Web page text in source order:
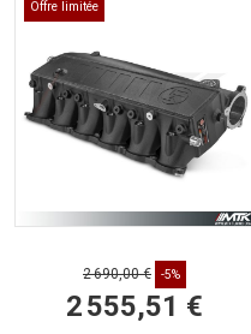
Offre limitée
2 690,00 € -5%
2 555,51 €